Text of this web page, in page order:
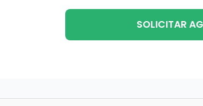
SOLICITAR